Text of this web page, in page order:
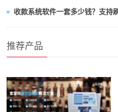
收款系统软件一套多少钱？支持
推荐产品